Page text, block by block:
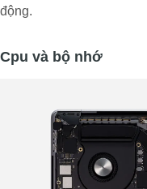
động.
Cpu và bộ nhớ